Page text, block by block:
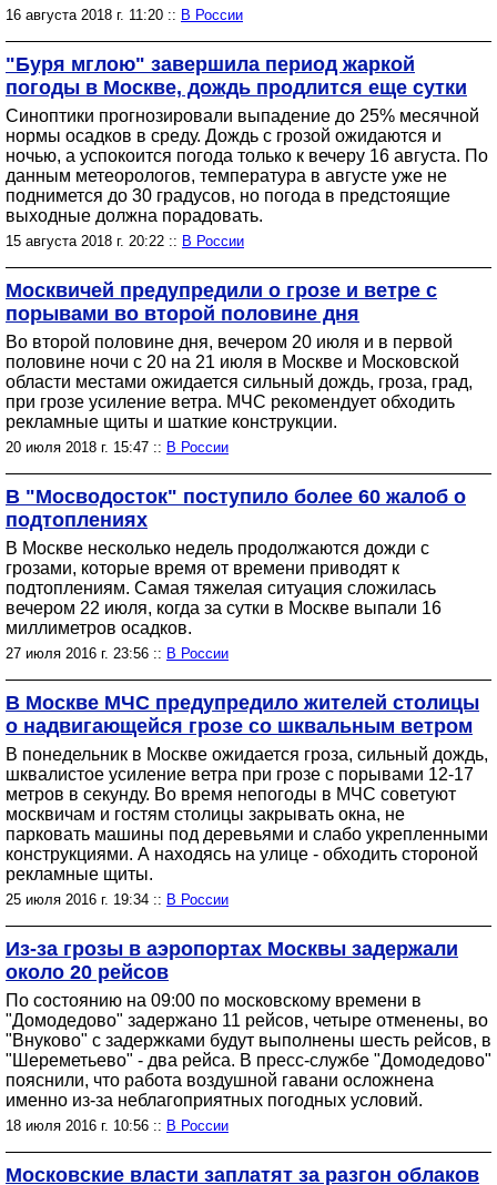
16 августа 2018 г. 11:20 :: В России
"Буря мглою" завершила период жаркой
погоды в Москве, дождь продлится еще сутки
Синоптики прогнозировали выпадение до 25% месячной
нормы осадков в среду. Дождь с грозой ожидаются и
ночью, а успокоится погода только к вечеру 16 августа. По
данным метеорологов, температура в августе уже не
поднимется до 30 градусов, но погода в предстоящие
выходные должна порадовать.
15 августа 2018 г. 20:22 :: В России
Москвичей предупредили о грозе и ветре с
порывами во второй половине дня
Во второй половине дня, вечером 20 июля и в первой
половине ночи с 20 на 21 июля в Москве и Московской
области местами ожидается сильный дождь, гроза, град,
при грозе усиление ветра. МЧС рекомендует обходить
рекламные щиты и шаткие конструкции.
20 июля 2018 г. 15:47 :: В России
В "Мосводосток" поступило более 60 жалоб о
подтоплениях
В Москве несколько недель продолжаются дожди с
грозами, которые время от времени приводят к
подтоплениям. Самая тяжелая ситуация сложилась
вечером 22 июля, когда за сутки в Москве выпали 16
миллиметров осадков.
27 июля 2016 г. 23:56 :: В России
В Москве МЧС предупредило жителей столицы
о надвигающейся грозе со шквальным ветром
В понедельник в Москве ожидается гроза, сильный дождь,
шквалистое усиление ветра при грозе с порывами 12-17
метров в секунду. Во время непогоды в МЧС советуют
москвичам и гостям столицы закрывать окна, не
парковать машины под деревьями и слабо укрепленными
конструкциями. А находясь на улице - обходить стороной
рекламные щиты.
25 июля 2016 г. 19:34 :: В России
Из-за грозы в аэропортах Москвы задержали
около 20 рейсов
По состоянию на 09:00 по московскому времени в
"Домодедово" задержано 11 рейсов, четыре отменены, во
"Внуково" с задержками будут выполнены шесть рейсов, в
"Шереметьево" - два рейса. В пресс-службе "Домодедово"
пояснили, что работа воздушной гавани осложнена
именно из-за неблагоприятных погодных условий.
18 июля 2016 г. 10:56 :: В России
Московские власти заплатят за разгон облаков